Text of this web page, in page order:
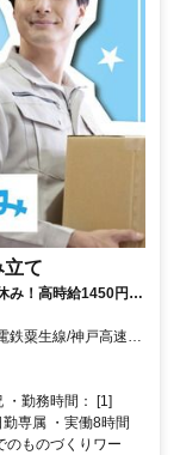
て
み！高時給1450円＆
鉄粟生線/神戸高速鉄
線 小野町徒歩約52
・勤務時間： [1]
専属 ・実働8時間
のものづくりワー